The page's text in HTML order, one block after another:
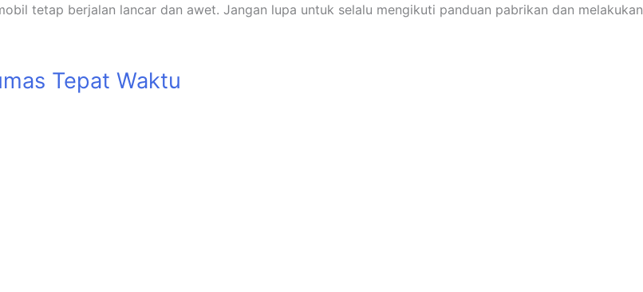
tetap berjalan lancar dan awet. Jangan lupa untuk selalu mengikuti panduan pabrikan dan melakukan
Tepat Waktu